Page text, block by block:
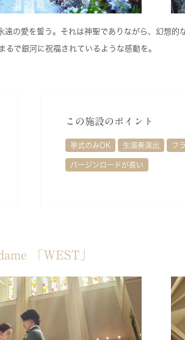
の愛を誓う。それは神聖でありながら、幻想的
るで銀河に祝福されているような感動を。
この施設のポイント
挙式のみOK 生演奏演出 フ
バージンロードが長い
「WEST」